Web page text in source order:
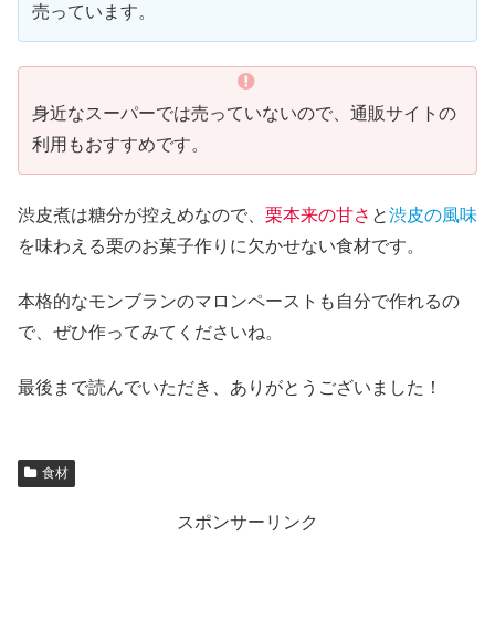
売っています。
身近なスーパーでは売っていないので、通販サイトの
利用もおすすめです。
渋皮煮は糖分が控えめなので、 栗本来の甘さ と渋皮の風味
を味わえる栗のお菓子作りに欠かせない食材です。
本格的なモンブランのマロンペーストも自分で作れるの
で、ぜひ作ってみてくださいね。
最後まで読んでいただき、ありがとうございました！
食材
スポンサーリンク